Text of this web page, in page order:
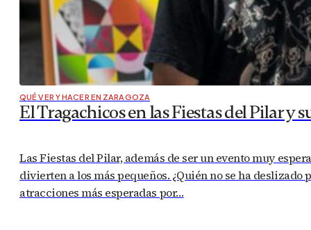
QUÉ VER Y HACER EN ZARAGOZA
El Tragachicos en las Fiestas del Pilar y
Las Fiestas del Pilar, además de ser un evento muy
divierten a los más pequeños. ¿Quién no se ha
atracciones más esperadas por…